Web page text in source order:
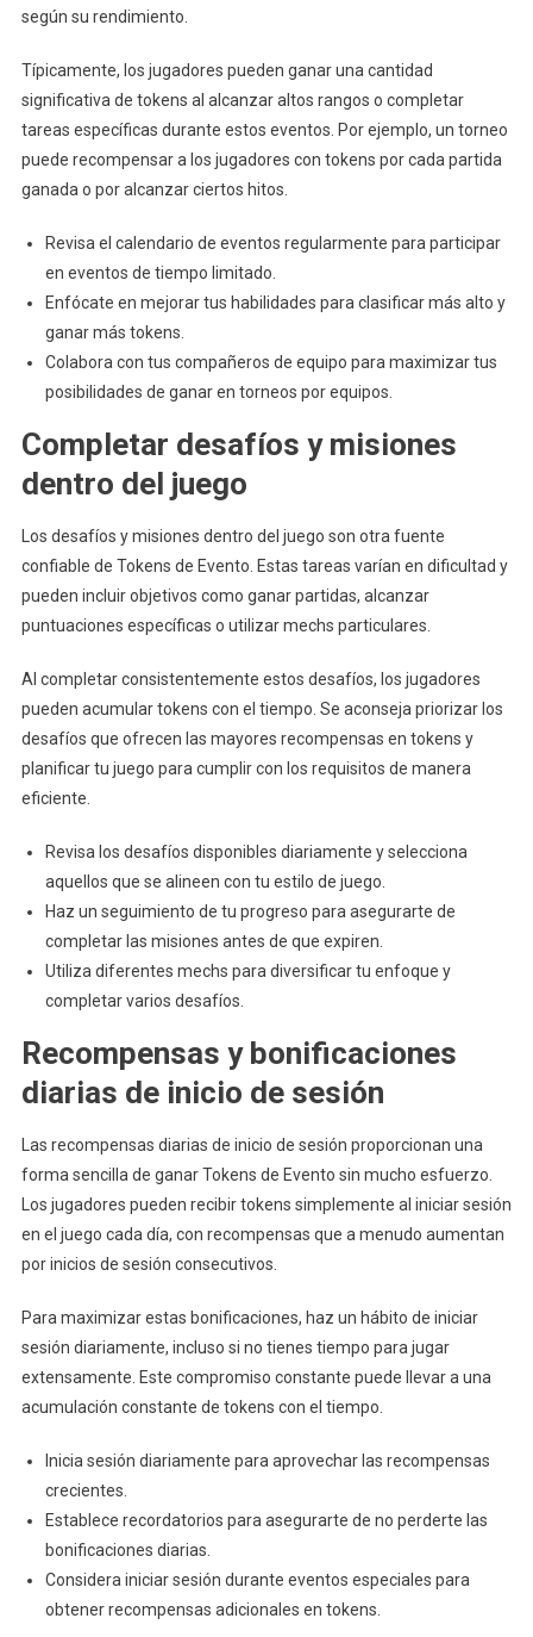
según su rendimiento.
Típicamente, los jugadores pueden ganar una cantidad
significativa de tokens al alcanzar altos rangos o completar
tareas específicas durante estos eventos. Por ejemplo, un torneo
puede recompensar a los jugadores con tokens por cada partida
ganada o por alcanzar ciertos hitos.
Revisa el calendario de eventos regularmente para participar
en eventos de tiempo limitado.
Enfócate en mejorar tus habilidades para clasificar más alto y
ganar más tokens.
Colabora con tus compañeros de equipo para maximizar tus
posibilidades de ganar en torneos por equipos.
Completar desafíos y misiones
dentro del juego
Los desafíos y misiones dentro del juego son otra fuente
confiable de Tokens de Evento. Estas tareas varían en dificultad y
pueden incluir objetivos como ganar partidas, alcanzar
puntuaciones específicas o utilizar mechs particulares.
Al completar consistentemente estos desafíos, los jugadores
pueden acumular tokens con el tiempo. Se aconseja priorizar los
desafíos que ofrecen las mayores recompensas en tokens y
planificar tu juego para cumplir con los requisitos de manera
eficiente.
Revisa los desafíos disponibles diariamente y selecciona
aquellos que se alineen con tu estilo de juego.
Haz un seguimiento de tu progreso para asegurarte de
completar las misiones antes de que expiren.
Utiliza diferentes mechs para diversificar tu enfoque y
completar varios desafíos.
Recompensas y bonificaciones
diarias de inicio de sesión
Las recompensas diarias de inicio de sesión proporcionan una
forma sencilla de ganar Tokens de Evento sin mucho esfuerzo.
Los jugadores pueden recibir tokens simplemente al iniciar sesión
en el juego cada día, con recompensas que a menudo aumentan
por inicios de sesión consecutivos.
Para maximizar estas bonificaciones, haz un hábito de iniciar
sesión diariamente, incluso si no tienes tiempo para jugar
extensamente. Este compromiso constante puede llevar a una
acumulación constante de tokens con el tiempo.
Inicia sesión diariamente para aprovechar las recompensas
crecientes.
Establece recordatorios para asegurarte de no perderte las
bonificaciones diarias.
Considera iniciar sesión durante eventos especiales para
obtener recompensas adicionales en tokens.